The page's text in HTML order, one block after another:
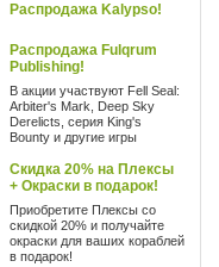
Распродажа Kalypso!
Распродажа Fulqrum
Publishing!
В акции участвуют Fell Seal:
Arbiter's Mark, Deep Sky
Derelicts, серия King's
Bounty и другие игры
Скидка 20% на Плексы
+ Окраски в подарок!
Приобретите Плексы со
скидкой 20% и получайте
окраски для ваших кораблей
в подарок!